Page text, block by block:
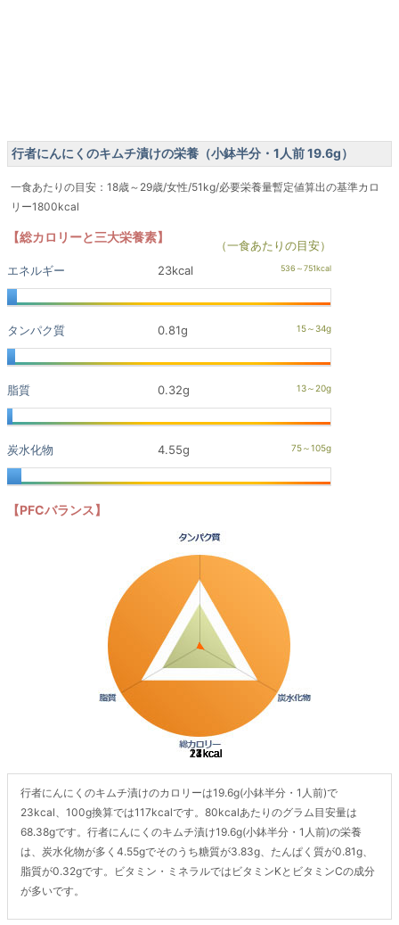
行者にんにくのキムチ漬けの栄養（小鉢半分・1人前 19.6g）
一食あたりの目安：18歳～29歳/女性/51kg/必要栄養量暫定値算出の基準カロ
リー1800kcal
【総カロリーと三大栄養素】
（一食あたりの目安）
エネルギー
23kcal
タンパク質 0.81g
脂質 0.32g
炭水化物 4.55g
【PFCバランス】
行者にんにくのキムチ漬けのカロリーは19.6g(小鉢半分・1人前)で
23kcal、100g換算では117kcalです。80kcalあたりのグラム目安量は
68.38gです。行者にんにくのキムチ漬け19.6g(小鉢半分・1人前)の栄養
は、炭水化物が多く4.55gでそのうち糖質が3.83g、たんぱく質が0.81g、
脂質が0.32gです。ビタミン・ミネラルではビタミンKとビタミンCの成分
が多いです。